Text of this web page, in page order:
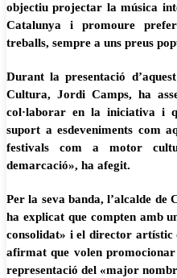
objectiu projectar la música
Catalunya i promoure
treballs, sempre a uns preus
Durant la presentació
Cultura, Jordi Camps, ha
col·laborar en la iniciativa i
suport a esdeveniments com
festivals com a motor
demarcació», ha afegit.
Per la seva banda, l’alcalde de
ha explicat que compten amb
consolidat» i el director artístic
afirmat que volen
representació del «major